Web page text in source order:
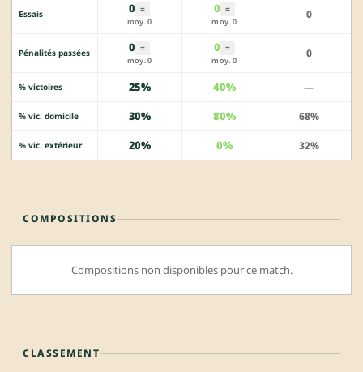
Essais 0 =
moy. 0
0 =
moy. 0
0
Pénalités passées 0 =
moy. 0
0 =
moy. 0
0
% victoires 25% 40% —
% vic. domicile 30% 80% 68%
% vic. extérieur 20% 0% 32%
COMPOSITIONS
Compositions non disponibles pour ce match.
CLASSEMENT